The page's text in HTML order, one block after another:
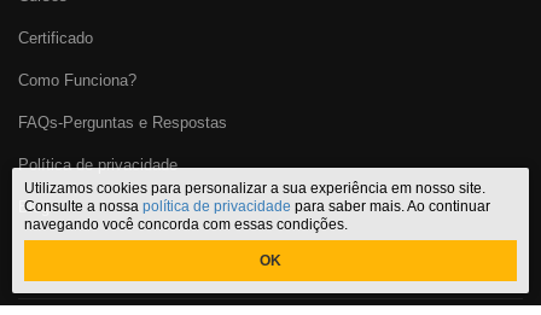
Certificado
Como Funciona?
FAQs-Perguntas e Respostas
Política de privacidade
Blog
Utilizamos cookies para personalizar a sua experiência em nosso site.
Consulte a nossa política de privacidade para saber mais. Ao continuar
navegando você concorda com essas condições.
OK